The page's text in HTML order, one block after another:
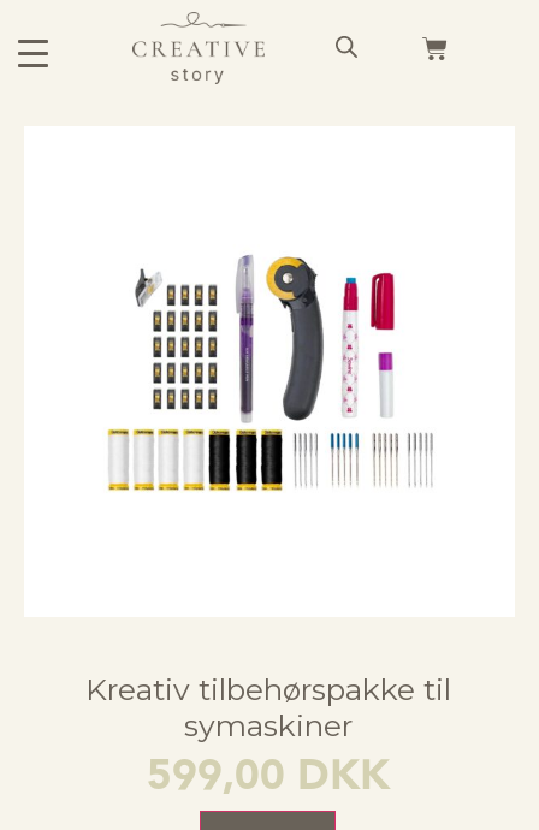
Kreativ tilbehørspakke til
symaskiner
599,00 DKK